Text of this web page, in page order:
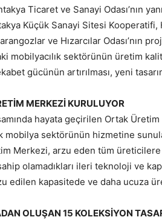
Ticaret ve Sanayi Odası’nın
Küçük Sanayi Sitesi
ve Hızarcılar Odası’nın
mobilyacılık sektörünün üretim
gücünün artırılması, yeni
MERKEZİ KURULUYOR
hayata geçirilen Ortak
mobilya sektörünün hizmetine
Merkezi, arzu eden tüm
olamadıkları ileri teknoloji ve
edilen kapasitede ve daha ucuza
OLUŞAN 15 KOLEKSİYON